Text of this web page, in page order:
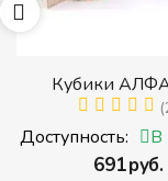
АЛФАВИТ
С ЦИФРАМИ
кубиков с
цифрами,
(2)
В наличии